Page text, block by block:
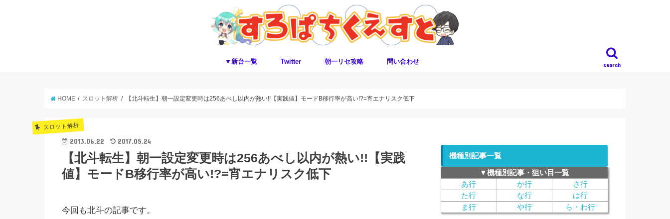
search
▼新台一覧 Twitter 朝一リセ攻略 問い合わせ
HOME スロット解析 【北斗転生】朝一設定変更時は256あべし以内が熱い!!【実践値】モードB移行率が高い!?=宵エナリスク低下
スロット解析
2013.06.22 2017.05.24
【北斗転生】朝一設定変更時は256あべし以内が熱い!!【実践
値】モードB移行率が高い!?=宵エナリスク低下
今回も北斗の記事です。
機種別記事一覧
▼機種別記事・狙い目一覧
あ行
か行
さ行
た行
な行
は行
ま行
や行 ら・わ行